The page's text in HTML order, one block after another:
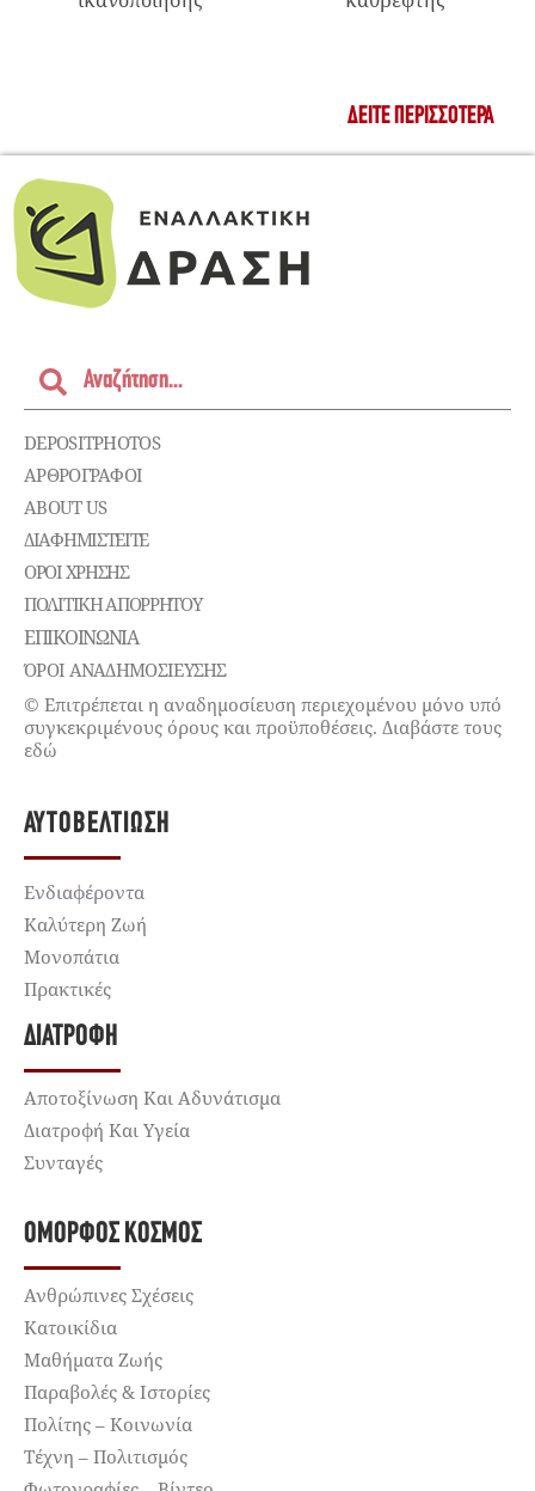
ΔΕΊΤΕ ΠΕΡΙΣΣΌΤΕΡΑ
DEPOSITPHOTOS
ΑΡΘΡΟΓΡΑΦΟΙ
ABOUT US
ΔΙΑΦΗΜΙΣΤΕΊΤΕ
ΌΡΟΙ ΧΡΉΣΗΣ
ΠΟΛΙΤΙΚΉ ΑΠΟΡΡΉΤΟΥ
ΕΠΙΚΟΙΝΩΝΊΑ
ΌΡΟΙ ΑΝΑΔΗΜΟΣΙΕΥΣΗΣ
© Επιτρέπεται η αναδημοσίευση περιεχομένου μόνο υπό
συγκεκριμένους όρους και προϋποθέσεις. Διαβάστε τους
εδώ
ΑΥΤΟΒΕΛΤΊΩΣΗ
Ενδιαφέροντα
Καλύτερη Ζωή
Μονοπάτια
Πρακτικές
ΔΙΑΤΡΟΦΉ
Αποτοξίνωση Και Αδυνάτισμα
Διατροφή Και Υγεία
Συνταγές
ΌΜΟΡΦΟΣ ΚΌΣΜΟΣ
Ανθρώπινες Σχέσεις
Κατοικίδια
Μαθήματα Ζωής
Παραβολές & Ιστορίες
Πολίτης – Κοινωνία
Τέχνη – Πολιτισμός